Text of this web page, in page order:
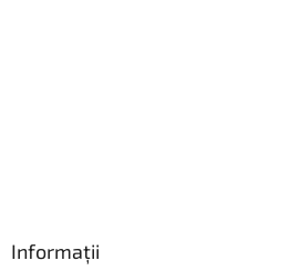
Informații